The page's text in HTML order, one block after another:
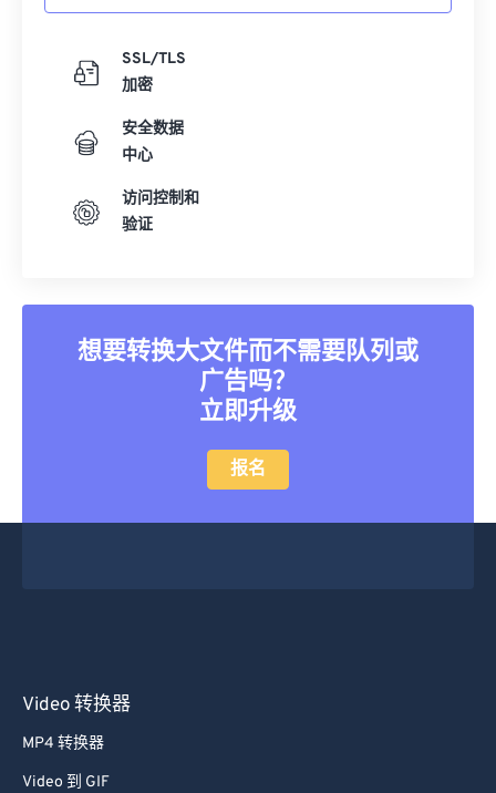
SSL/TLS
加密
安全数据
中心
访问控制和
验证
想要转换大文件而不需要队列或
广告吗？
立即升级
报名
Video 转换器
MP4 转换器
Video 到 GIF